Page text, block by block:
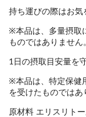
持ち運びの際はお気
※本品は、多量摂取
ものではありません。
1日の摂取目安量を
※本品は、特定保健
を受けたものではあ
原材料 エリスリト